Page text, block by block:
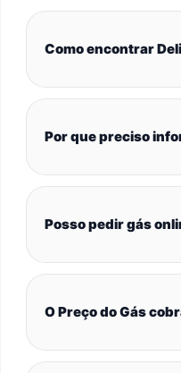
Como encontrar
Por que preciso
Posso pedir gás
O Preço do Gás